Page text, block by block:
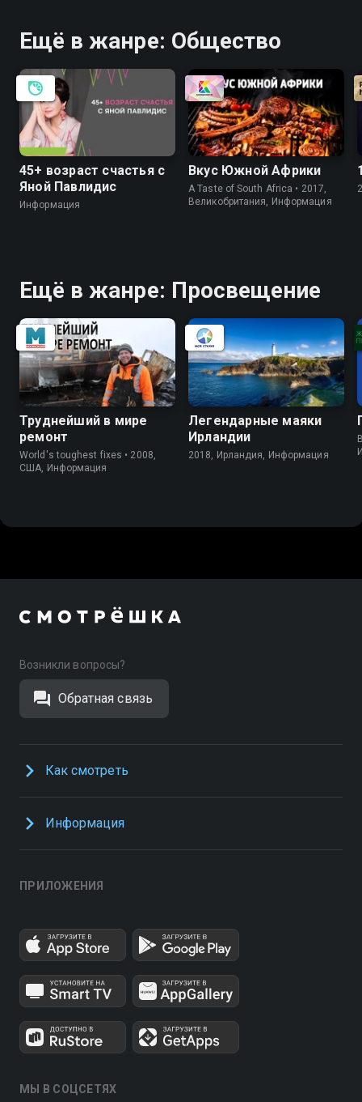
Ещё в жанре: Общество
45+ возраст счастья с
Яной Павлидис
Информация
Вкус Южной Африки
A Taste of South Africa • 2017,
Великобритания, Информация
Ещё в жанре: Просвещение
Труднейший в мире
ремонт
World's toughest fixes • 2008,
США, Информация
Легендарные маяки
Ирландии
2018, Ирландия, Информация
Возникли вопросы?
Обратная связь
Как смотреть
Информация
ПРИЛОЖЕНИЯ
МЫ В СОЦСЕТЯХ